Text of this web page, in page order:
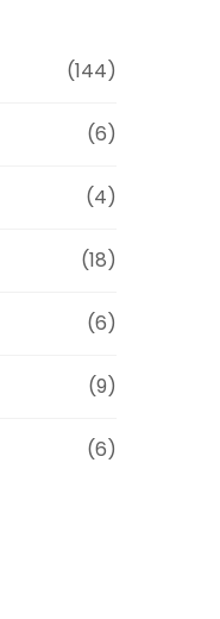
(144)
(6)
(4)
(18)
(6)
(9)
(6)